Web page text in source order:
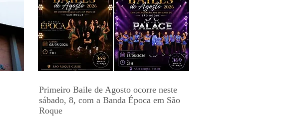
Primeiro Baile de Agosto ocorre neste
sábado, 8, com a Banda Época em São
Roque